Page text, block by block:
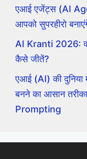
एआई एजेंट्स (AI
आपको सुपरहीरो
AI Kranti 2026:
कैसे जीतें?
एआई (AI) की दुनिया
बनने का आसान
Prompting